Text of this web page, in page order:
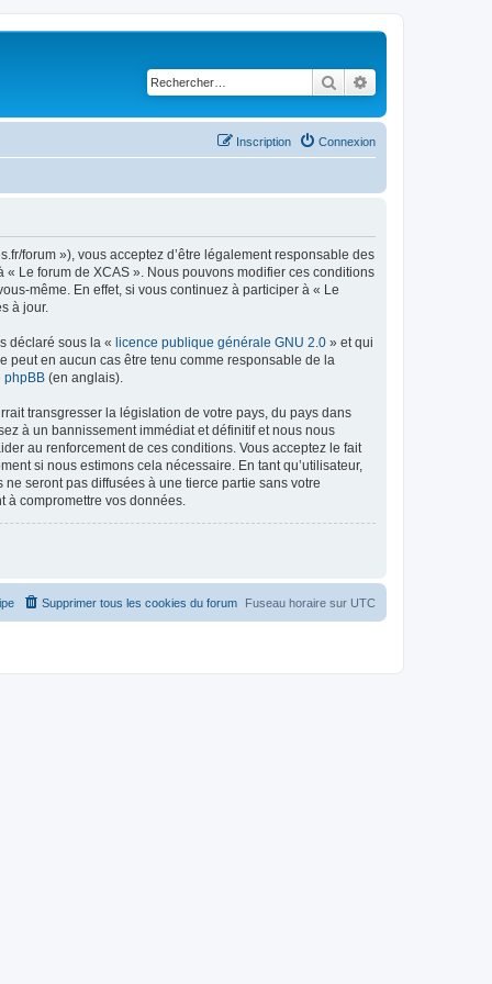
Rechercher
Connexion
Inscription
forum »), vous acceptez d’être légalement responsable des
Le forum de XCAS ». Nous pouvons modifier ces conditions
même. En effet, si vous continuez à participer à « Le
à jour.
déclaré sous la « licence publique générale GNU 2.0 » et qui
en aucun cas être tenu comme responsable de la
phpBB (en anglais).
transgresser la législation de votre pays, du pays dans
à un bannissement immédiat et définitif et nous nous
au renforcement de ces conditions. Vous acceptez le fait
si nous estimons cela nécessaire. En tant qu’utilisateur,
seront pas diffusées à une tierce partie sans votre
compromettre vos données.
Fuseau horaire sur UTC
Supprimer tous les cookies du forum